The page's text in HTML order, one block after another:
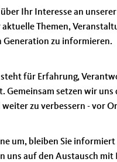
Ihr Interesse an
aktuelle Themen,
Generation zu informieren.
steht für Erfahrung,
Gemeinsam setzen wir
zu verbessern - vor
um, bleiben Sie
uns auf den Austausch mit